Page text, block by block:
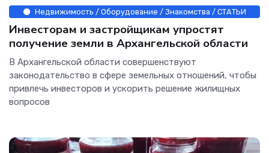
Недвижимость / Оборудование / Знакомства / СТАТЬИ
Инвесторам и застройщикам упростят
получение земли в Архангельской области
В Архангельской области совершенствуют
законодательство в сфере земельных отношений, чтобы
привлечь инвесторов и ускорить решение жилищных
вопросов